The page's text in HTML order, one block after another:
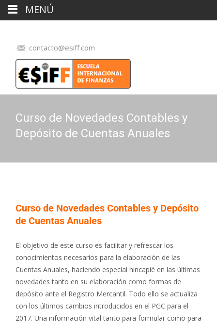
contacto@esiff.com
Curso de Novedades Contables y
Depósito de Cuentas Anuales
Curso de Novedades Contables y Depósito
de Cuentas Anuales
El objetivo de este curso es facilitar y refrescar los
conocimientos necesarios para la elaboración de las
Cuentas Anuales, haciendo especial hincapié en las últimas
novedades tanto en su elaboración como formas de
depósito ante el Registro Mercantil. Todo ello se actualiza
con los últimos cambios introducidos en el PGC para el
2017. Una información vital tanto para formular como para
MENÚ